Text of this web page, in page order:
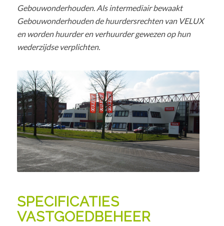
Gebouwonderhouden. Als intermediair bewaakt
Gebouwonderhouden de huurdersrechten van VELUX
en worden huurder en verhuurder gewezen op hun
wederzijdse verplichten.
SPECIFICATIES
VASTGOEDBEHEER